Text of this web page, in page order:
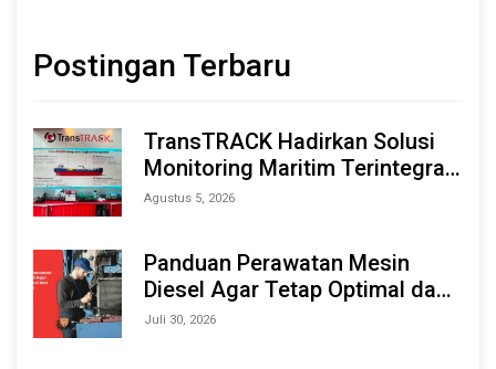
Postingan Terbaru
TransTRACK Hadirkan Solusi
Monitoring Maritim Terintegrasi
Berbasis AI & IoT di Indonesia
Agustus 5, 2026
Panduan Perawatan Mesin
Diesel Agar Tetap Optimal dan
Tahan Lama
Juli 30, 2026